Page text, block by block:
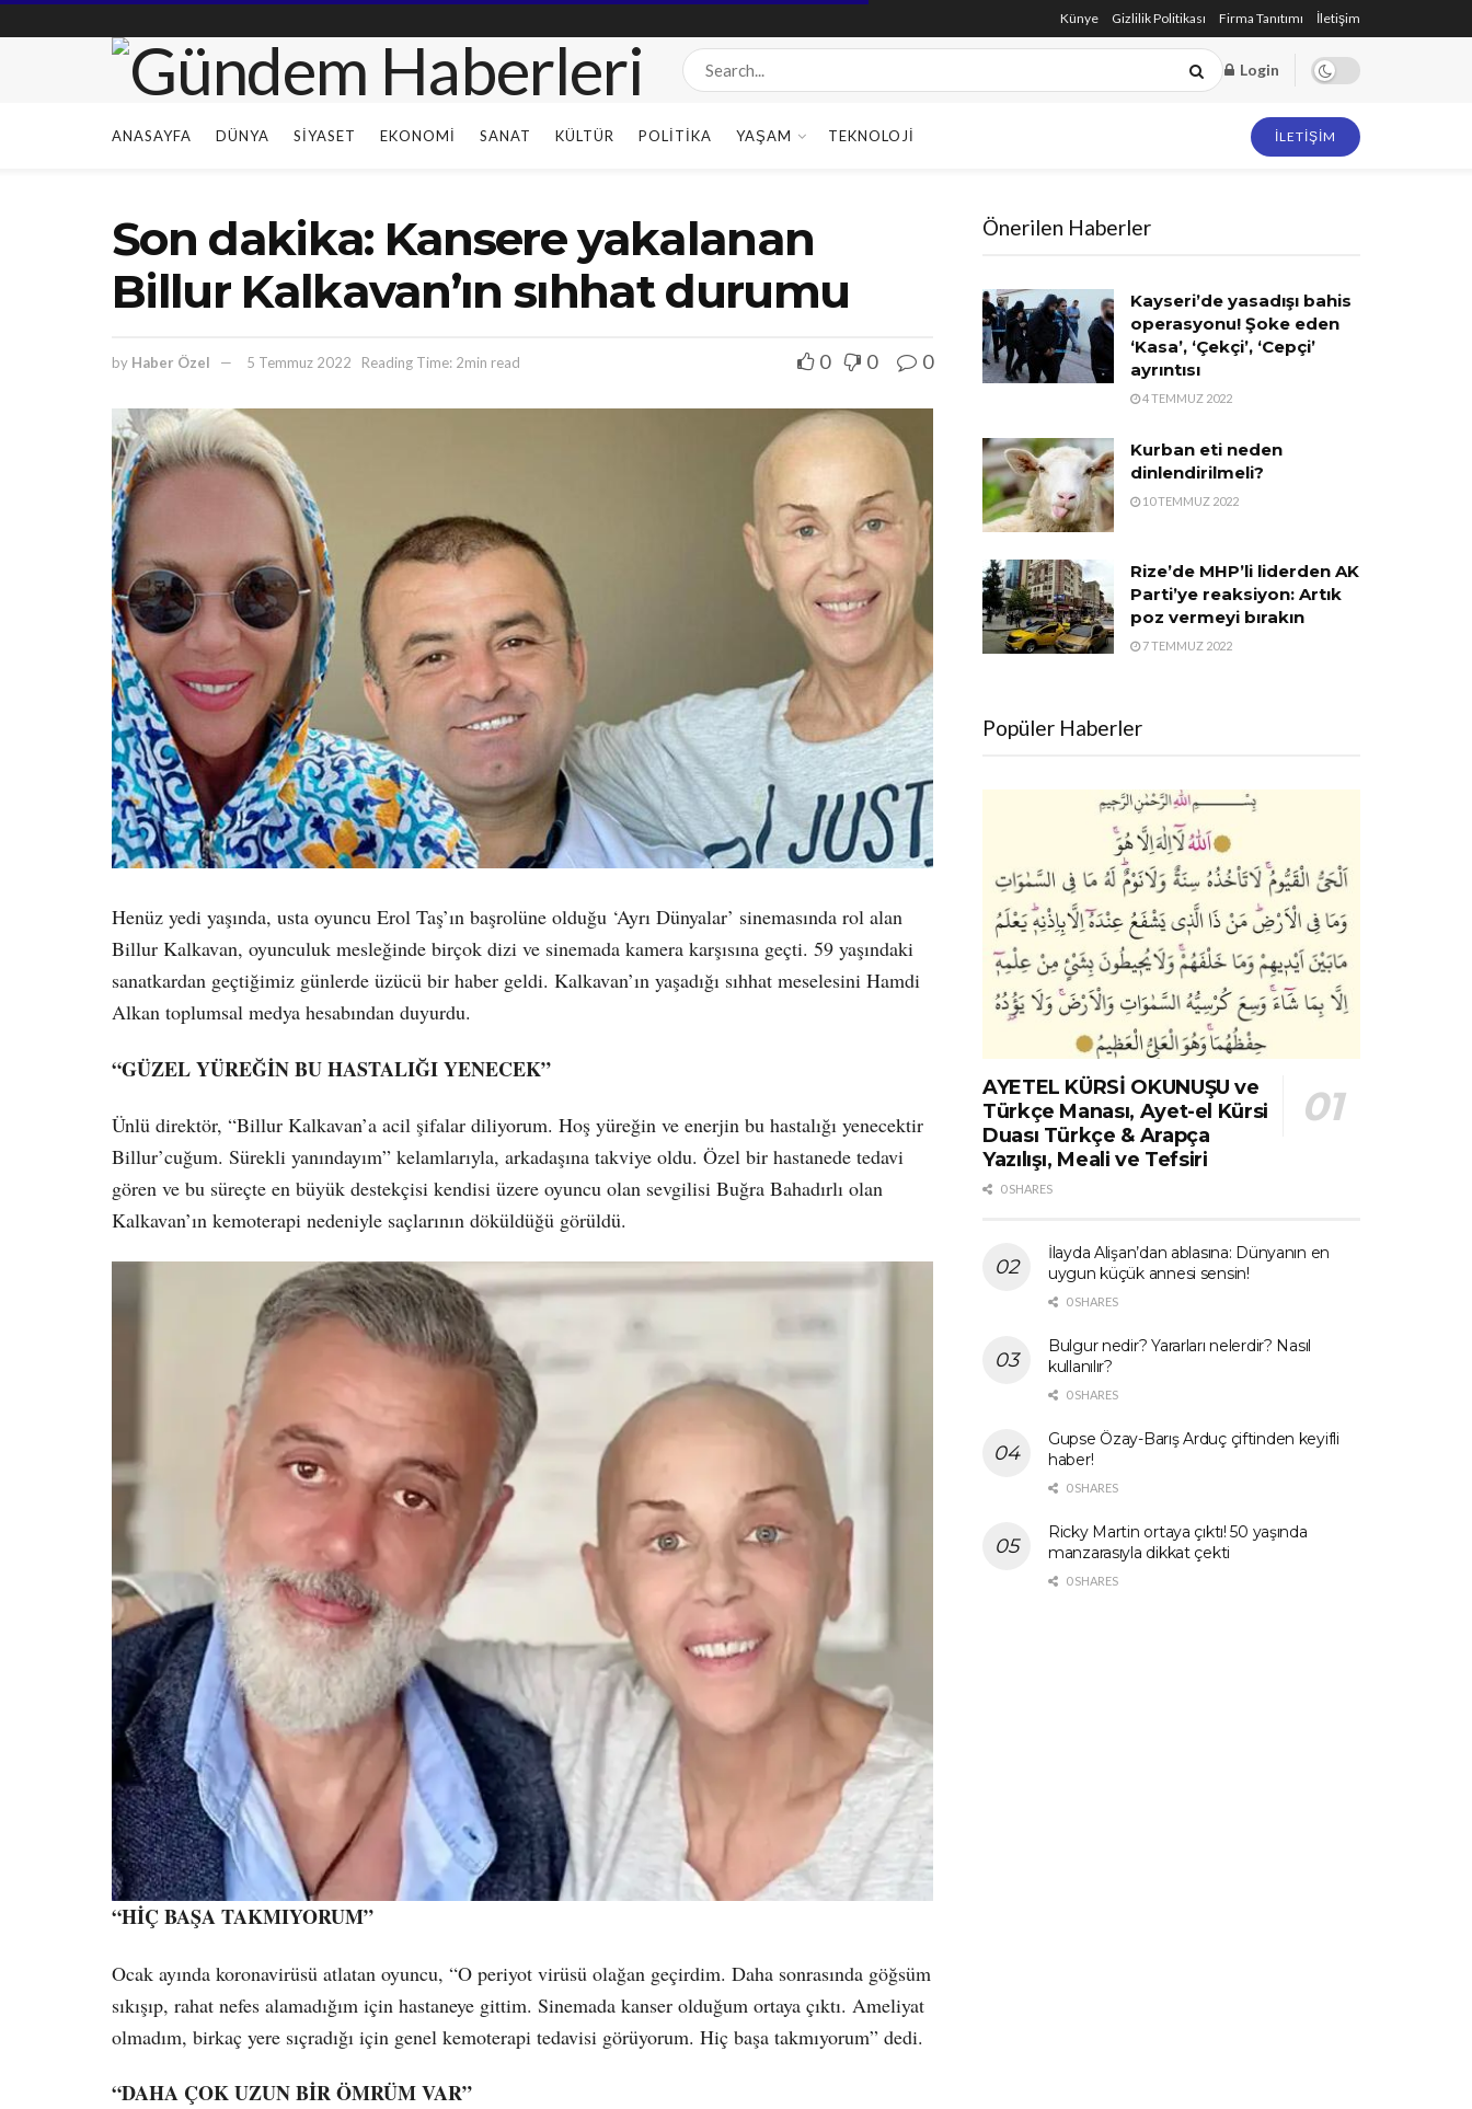
Künye Gizlilik Politikası Firma Tanıtımı İletişim
Login
ANASAYFA DÜNYA SIYASET EKONOMI SANAT KÜLTÜR POLITIKA YAŞAM TEKNOLOJI İLETIŞIM
Son dakika: Kansere yakalanan
Billur Kalkavan’ın sıhhat durumu
by Haber Özel 5 Temmuz 2022 Reading Time: 2min read 0 0 0
Henüz yedi yaşında, usta oyuncu Erol Taş’ın başrolüne olduğu ‘Ayrı Dünyalar’ sinemasında rol alan
Billur Kalkavan, oyunculuk mesleğinde birçok dizi ve sinemada kamera karşısına geçti. 59 yaşındaki
sanatkardan geçtiğimiz günlerde üzücü bir haber geldi. Kalkavan’ın yaşadığı sıhhat meselesini Hamdi
Alkan toplumsal medya hesabından duyurdu.
“GÜZEL YÜREĞİN BU HASTALIĞI YENECEK”
Ünlü direktör, “Billur Kalkavan’a acil şifalar diliyorum. Hoş yüreğin ve enerjin bu hastalığı yenecektir
Billur’cuğum. Sürekli yanındayım” kelamlarıyla, arkadaşına takviye oldu. Özel bir hastanede tedavi
gören ve bu süreçte en büyük destekçisi kendisi üzere oyuncu olan sevgilisi Buğra Bahadırlı olan
Kalkavan’ın kemoterapi nedeniyle saçlarının döküldüğü görüldü.
“HİÇ BAŞA TAKMIYORUM”
Ocak ayında koronavirüsü atlatan oyuncu, “O periyot virüsü olağan geçirdim. Daha sonrasında göğsüm
sıkışıp, rahat nefes alamadığım için hastaneye gittim. Sinemada kanser olduğum ortaya çıktı. Ameliyat
olmadım, birkaç yere sıçradığı için genel kemoterapi tedavisi görüyorum. Hiç başa takmıyorum” dedi.
“DAHA ÇOK UZUN BİR ÖMRÜM VAR”
Önerilen Haberler
Kayseri’de yasadışı bahis
operasyonu! Şoke eden
‘Kasa’, ‘Çekçi’, ‘Cepçi’
ayrıntısı
4 TEMMUZ 2022
Kurban eti neden
dinlendirilmeli?
10 TEMMUZ 2022
Rize’de MHP’li liderden AK
Parti’ye reaksiyon: Artık
poz vermeyi bırakın
7 TEMMUZ 2022
Popüler Haberler
AYETEL KÜRSİ OKUNUŞU ve
Türkçe Manası, Ayet-el Kürsi
Duası Türkçe & Arapça
Yazılışı, Meali ve Tefsiri
0 SHARES
İlayda Alişan’dan ablasına: Dünyanın en
uygun küçük annesi sensin!
0 SHARES
Bulgur nedir? Yararları nelerdir? Nasıl
kullanılır?
0 SHARES
Gupse Özay-Barış Arduç çiftinden keyifli
haber!
0 SHARES
Ricky Martin ortaya çıktı! 50 yaşında
manzarasıyla dikkat çekti
0 SHARES